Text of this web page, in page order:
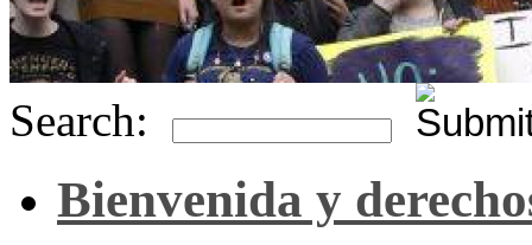
Search:
Bienvenida y